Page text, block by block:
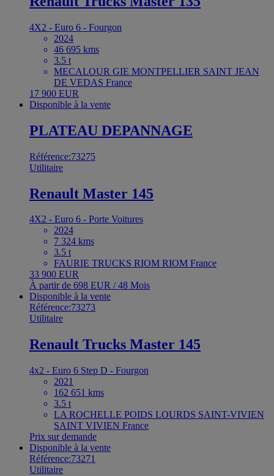
4X2 - Euro 6 - Fourgon
2024
46 695 kms
3.5 t
MECALOUR GIE MONTPELLIER SAINT JEAN
DE VEDAS France
17 900 EUR
Disponible à la vente
PLATEAU DEPANNAGE
Référence:73275
Utilitaire
Renault Master 145
4X2 - Euro 6 - Porte Voitures
2024
7 324 kms
3.5 t
FAURIE TRUCKS RIOM RIOM France
33 900 EUR
À partir de 698 EUR / 48 Mois
Disponible à la vente
Référence:73273
Utilitaire
Renault Trucks Master 145
4x2 - Euro 6 Step D - Fourgon
2021
162 651 kms
3.5 t
LA ROCHELLE POIDS LOURDS SAINT-VIVIEN
SAINT VIVIEN France
Prix sur demande
Disponible à la vente
Référence:73271
Utilitaire